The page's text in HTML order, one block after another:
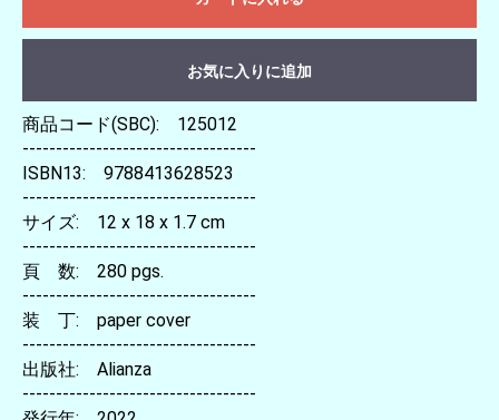
お気に入りに追加
商品コード(SBC): 125012
-----------------------------------
ISBN13: 9788413628523
-----------------------------------
サイズ: 12 x 18 x 1.7 cm
-----------------------------------
頁 数: 280 pgs.
-----------------------------------
装 丁: paper cover
-----------------------------------
出版社: Alianza
-----------------------------------